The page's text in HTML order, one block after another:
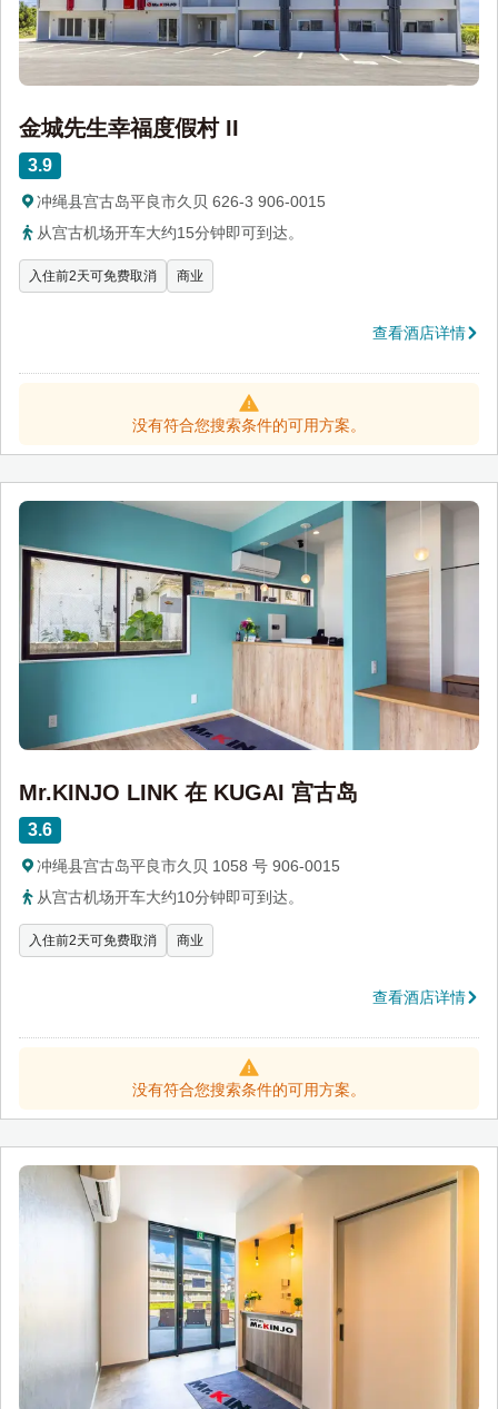
金城先生幸福度假村 II
3.9
冲绳县宫古岛平良市久贝 626-3 906-0015
从宫古机场开车大约15分钟即可到达。
入住前2天可免费取消 商业
查看酒店详情
没有符合您搜索条件的可用方案。
Mr.KINJO LINK 在 KUGAI 宫古岛
3.6
冲绳县宫古岛平良市久贝 1058 号 906-0015
从宫古机场开车大约10分钟即可到达。
入住前2天可免费取消 商业
查看酒店详情
没有符合您搜索条件的可用方案。